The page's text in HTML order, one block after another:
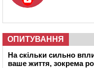
ОПИТУВАННЯ
На скільки сильно
ваше життя, зокрема